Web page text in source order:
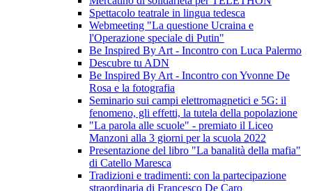
Spettacolo teatrale in lingua tedesca
Webmeeting "La questione Ucraina e
l'Operazione speciale di Putin"
Be Inspired By Art - Incontro con Luca Palermo
Descubre tu ADN
Be Inspired By Art - Incontro con Yvonne De
Rosa e la fotografia
Seminario sui campi elettromagnetici e 5G: il
fenomeno, gli effetti, la tutela della popolazione
"La parola alle scuole" - premiato il Liceo
Manzoni alla 3 giorni per la scuola 2022
Presentazione del libro "La banalità della mafia"
di Catello Maresca
Tradizioni e tradimenti: con la partecipazione
straordinaria di Francesco De Caro